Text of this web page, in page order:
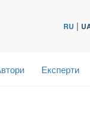
RU |
Експерти